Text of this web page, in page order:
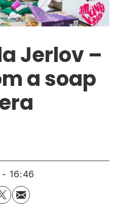
Jerlov –
a soap
- 16:46